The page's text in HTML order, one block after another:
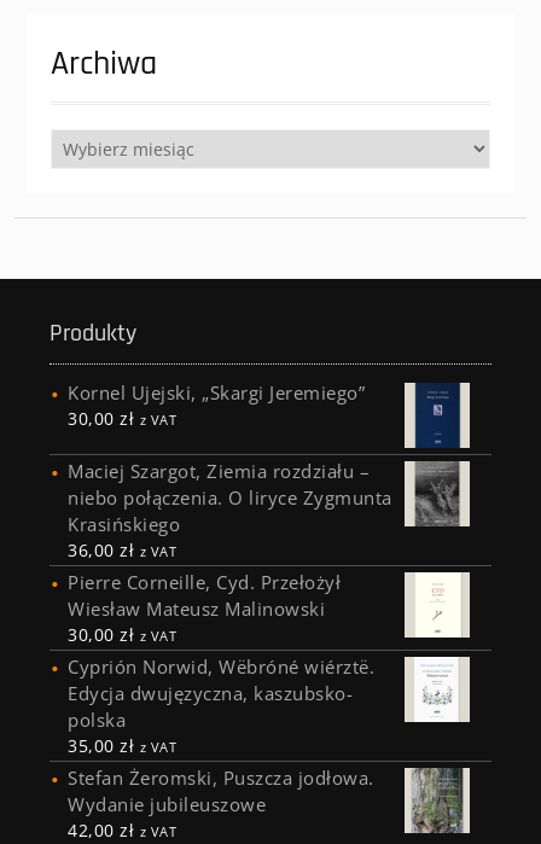
Archiwa
Archiwa
Produkty
Kornel Ujejski, „Skargi Jeremiego”
30,00zł z VAT
Maciej Szargot, Ziemia rozdziału –
niebo połączenia. O liryce Zygmunta
Krasińskiego
36,00zł z VAT
Pierre Corneille, Cyd. Przełożył
Wiesław Mateusz Malinowski
30,00zł z VAT
Cyprión Norwid, Wëbróné wiérztë.
Edycja dwujęzyczna, kaszubsko-
polska
35,00zł z VAT
Stefan Żeromski, Puszcza jodłowa.
Wydanie jubileuszowe
42,00zł z VAT